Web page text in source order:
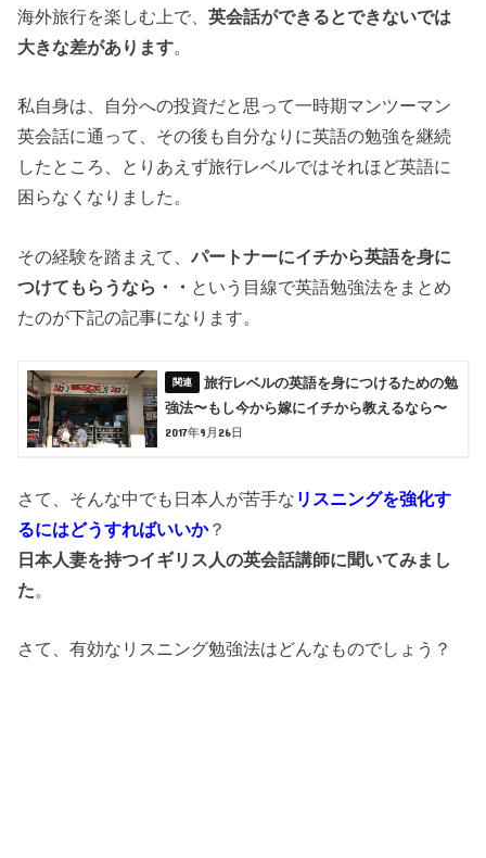
海外旅行を楽しむ上で、英会話ができるとできないでは
大きな差があります。
私自身は、自分への投資だと思って一時期マンツーマン
英会話に通って、その後も自分なりに英語の勉強を継続
したところ、とりあえず旅行レベルではそれほど英語に
困らなくなりました。
その経験を踏まえて、パートナーにイチから英語を身に
つけてもらうなら・・ という目線で英語勉強法をまとめ
たのが下記の記事になります。
旅行レベルの英語を身につけるための勉
強法〜もし今から嫁にイチから教えるなら〜
2017年9月26日
さて、そんな中でも日本人が苦手な リスニングを強化す
るにはどうすればいいか？
日本人妻を持つイギリス人の英会話講師に聞いてみまし
た。
さて、有効なリスニング勉強法はどんなものでしょう？